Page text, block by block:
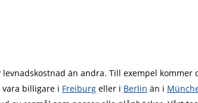
än andra. Till exempel kommer
billigare i Freiburg eller i Berlin än i